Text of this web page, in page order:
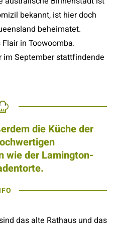
bekannt, ist hier doch
beheimatet.
in Toowoomba.
im September stattfindende
die Küche der
wie der Lamington-
das alte Rathaus und das